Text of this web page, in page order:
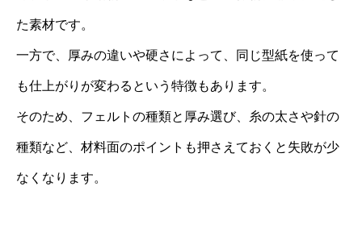
た素材です。
一方で、厚みの違いや硬さによって、同じ型紙を使って
も仕上がりが変わるという特徴もあります。
そのため、フェルトの種類と厚み選び、糸の太さや針の
種類など、材料面のポイントも押さえておくと失敗が少
なくなります。